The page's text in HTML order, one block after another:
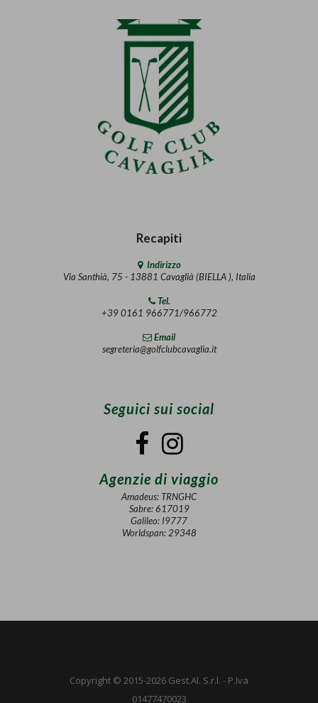
Recapiti
Indirizzo
Via Santhià, 75 - 13881 Cavaglià (BIELLA ), Italia
Tel.
+39 0161 966771/966772
Email
segreteria@golfclubcavaglia.it
Seguici sui social
Agenzie di viaggio
Amadeus: TRNGHC
Sabre: 617019
Galileo: I9777
Worldspan: 29348
Copyright © 2015-2026 Gest.Al. S.r.l. - P.Iva
01477470023